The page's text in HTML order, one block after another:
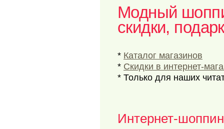
Модный
скидки,
* Каталог магазинов
* Скидки в интернет-
* Только для наших
Интернет-